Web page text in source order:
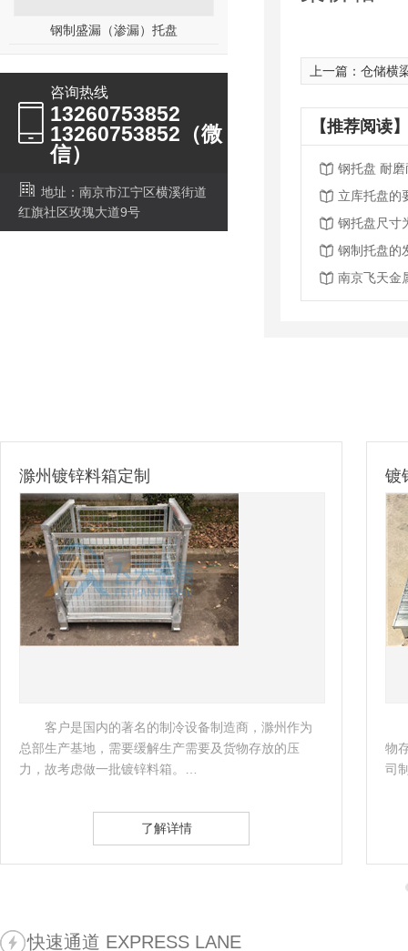
钢制盛漏（渗漏）托盘
咨询热线
13260753852
13260753852（微
信）
地址：南京市江宁区横溪街道
红旗社区玫瑰大道9号
上一篇： 仓储横
【推荐阅读
钢托盘 耐
立库托盘的
钢托盘尺寸
钢制托盘的
南京飞天金
料箱定制
国内的著名的制冷设备制造商，滁州作为
地，需要缓解生产需要及货物存放的压
做一批镀锌料箱。…
镀锌钢托盘
物存储，南京
司制定了相应
快速通道 EXPRESS LANE